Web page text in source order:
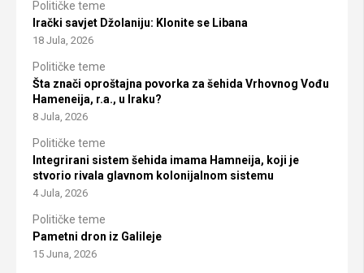
Političke teme
Irački savjet Džolaniju: Klonite se Libana
18 Jula, 2026
Političke teme
Šta znači oproštajna povorka za šehida Vrhovnog Vođu
Hameneija, r.a., u Iraku?
8 Jula, 2026
Političke teme
Integrirani sistem šehida imama Hamneija, koji je
stvorio rivala glavnom kolonijalnom sistemu
4 Jula, 2026
Političke teme
Pametni dron iz Galileje
15 Juna, 2026